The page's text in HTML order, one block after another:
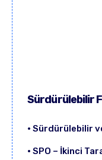
Sürdürülebilir
• Sürdürülebilir
• SPO – İkinci